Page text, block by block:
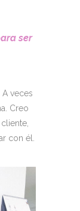
ser
. A veces
Creo
con él.